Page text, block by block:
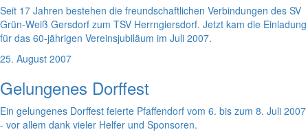
Seit 17 Jahren bestehen die freundschaftlichen Verbindungen des SV
Grün-Weiß Gersdorf zum TSV Herrngiersdorf. Jetzt kam die Einladung
für das 60-jährigen Vereinsjubiläum im Juli 2007.
25. August 2007
Gelungenes Dorffest
Ein gelungenes Dorffest feierte Pfaffendorf vom 6. bis zum 8. Juli 2007
- vor allem dank vieler Helfer und Sponsoren.